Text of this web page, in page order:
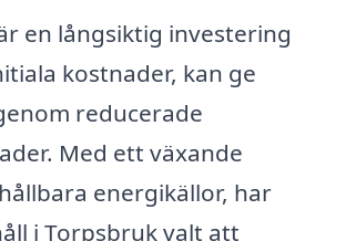
en långsiktig investering
kostnader, kan ge
reducerade
Med ett växande
energikällor, har
i Torpsbruk valt att